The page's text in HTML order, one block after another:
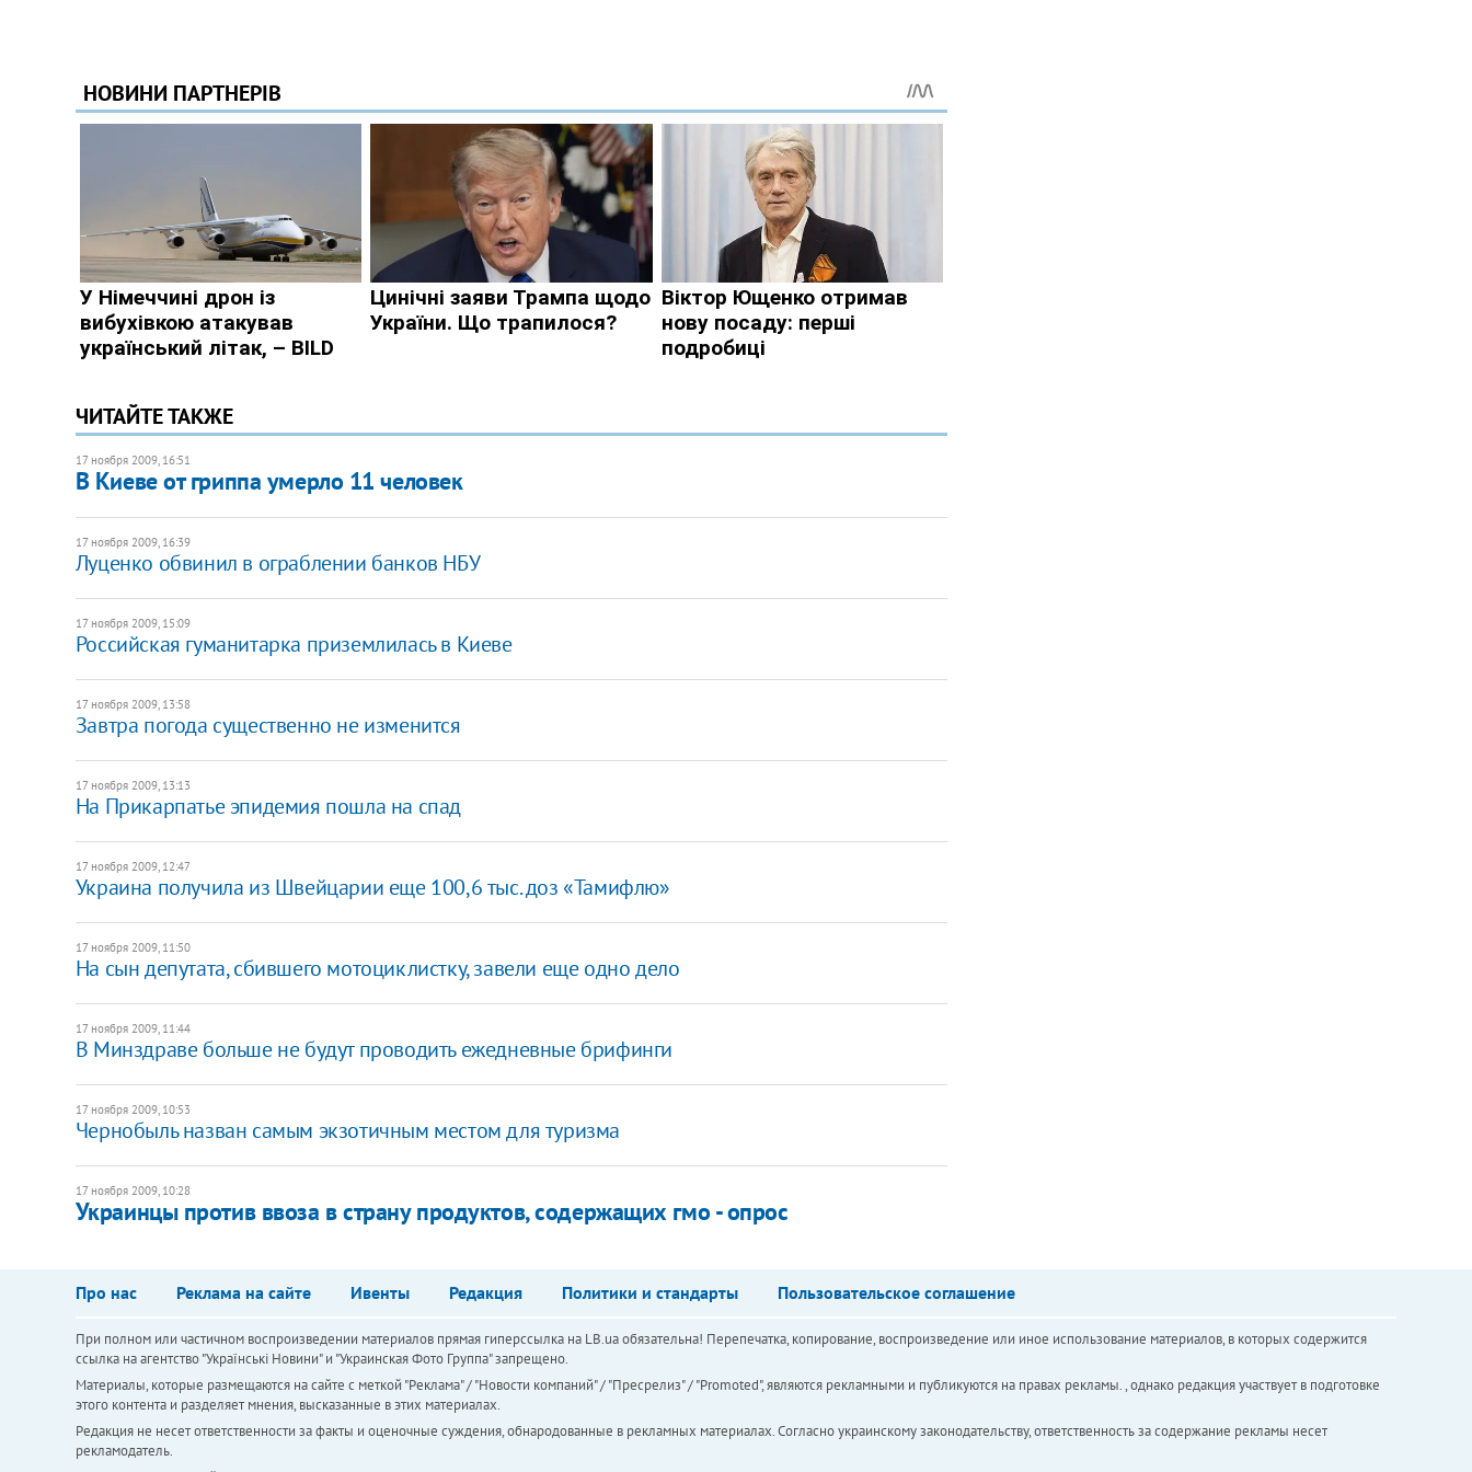
ЧИТАЙТЕ ТАКЖЕ
17 ноября 2009, 16:51
В Киеве от гриппа умерло 11 человек
17 ноября 2009, 16:39
Луценко обвинил в ограблении банков НБУ
17 ноября 2009, 15:09
Российская гуманитарка приземлилась в Киеве
17 ноября 2009, 13:58
Завтра погода существенно не изменится
17 ноября 2009, 13:13
На Прикарпатье эпидемия пошла на спад
17 ноября 2009, 12:47
Украина получила из Швейцарии еще 100,6 тыс. доз «Тамифлю»
17 ноября 2009, 11:50
На сын депутата, сбившего мотоциклистку, завели еще одно дело
17 ноября 2009, 11:44
В Минздраве больше не будут проводить ежедневные брифинги
17 ноября 2009, 10:53
Чернобыль назван самым экзотичным местом для туризма
17 ноября 2009, 10:28
Украинцы против ввоза в страну продуктов, содержащих гмо - опрос
Про нас Реклама на сайте Ивенты Редакция Политики и стандарты Пользовательское соглашение
При полном или частичном воспроизведении материалов прямая гиперссылка на LB.ua обязательна! Перепечатка, копирование, воспроизведение или иное использование материалов, в которых содержится
ссылка на агентство "Українськi Новини" и "Украинская Фото Группа" запрещено.
Материалы, которые размещаются на сайте с меткой "Реклама" / "Новости компаний" / "Пресрелиз" / "Promoted", являются рекламными и публикуются на правах рекламы. , однако редакция участвует в подготовке
этого контента и разделяет мнения, высказанные в этих материалах.
Редакция не несет ответственности за факты и оценочные суждения, обнародованные в рекламных материалах. Согласно украинскому законодательству, ответственность за содержание рекламы несет
рекламодатель.